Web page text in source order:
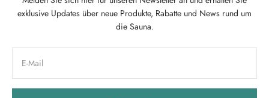
exklusive Updates über neue Produkte, Rabatte und News rund um
die Sauna.
E-Mail